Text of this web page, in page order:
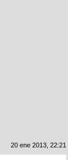
20 ene 2013, 22:21